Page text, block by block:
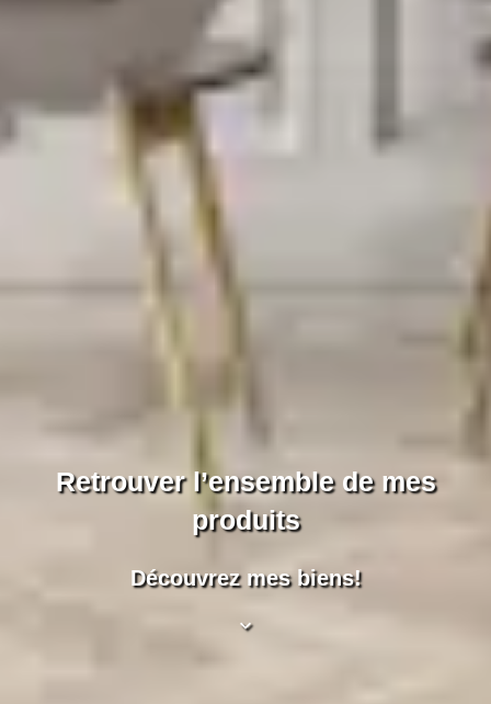
Retrouver l’ensemble de mes
produits
Découvrez mes biens!